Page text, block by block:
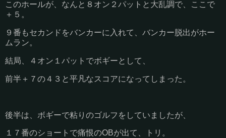
このホールが、なんと８オン２パットと大乱調で、ここで
＋５。
９番もセカンドをバンカーに入れて、バンカー脱出がホー
ムラン。
結局、４オン１パットでボギーとして、
前半＋７の４３と平凡なスコアになってしまった。
後半は、ボギーで粘りのゴルフをしていましたが、
１７番のショートで痛恨のOBが出て、トリ。